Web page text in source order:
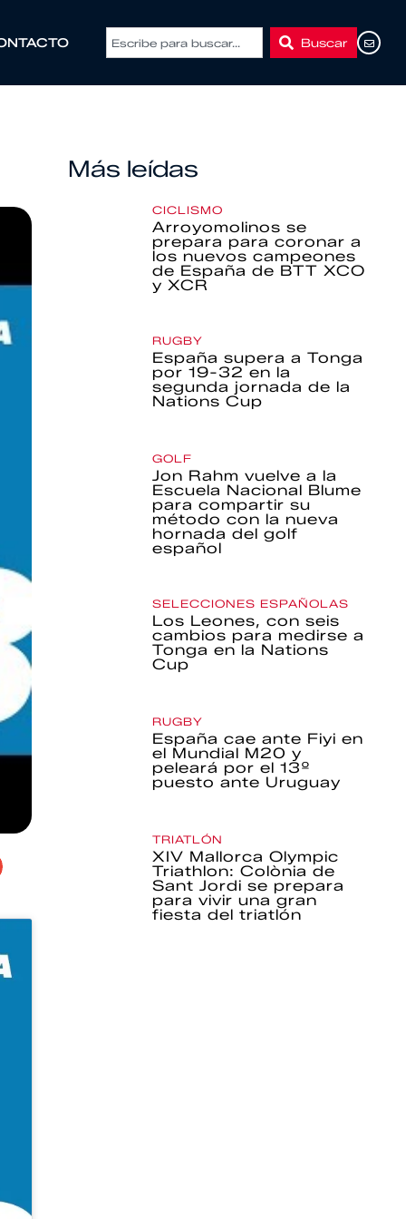
Buscar
Más leídas
CICLISMO
Arroyomolinos se
prepara para coronar a
los nuevos campeones
de España de BTT XCO
y XCR
RUGBY
España supera a Tonga
por 19-32 en la
segunda jornada de la
Nations Cup
GOLF
Jon Rahm vuelve a la
Escuela Nacional Blume
para compartir su
método con la nueva
hornada del golf
español
SELECCIONES ESPAÑOLAS
Los Leones, con seis
cambios para medirse a
Tonga en la Nations
Cup
RUGBY
España cae ante Fiyi en
el Mundial M20 y
peleará por el 13º
puesto ante Uruguay
TRIATLÓN
XIV Mallorca Olympic
Triathlon: Colònia de
Sant Jordi se prepara
para vivir una gran
fiesta del triatlón